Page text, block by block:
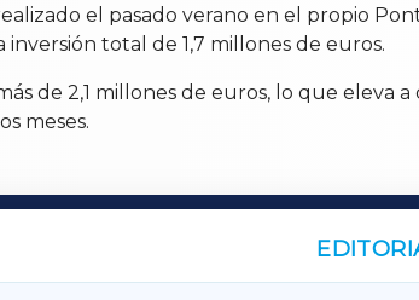
el pasado verano en el propio
total de 1,7 millones de euros.
de 2,1 millones de euros, lo que eleva
meses.